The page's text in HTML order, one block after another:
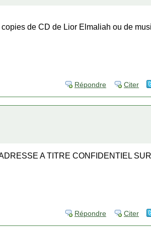
de CD de Lior Elmaliah ou de
Répondre Citer
A TITRE CONFIDENTIEL SUR
Répondre Citer